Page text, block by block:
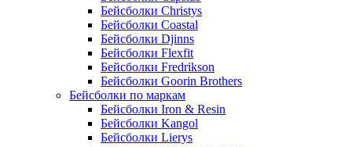
Бейсболки Christys
Бейсболки Coastal
Бейсболки Djinns
Бейсболки Flexfit
Бейсболки Fredrikson
Бейсболки Goorin Brothers
Бейсболки по маркам
Бейсболки Iron & Resin
Бейсболки Kangol
Бейсболки Lierys